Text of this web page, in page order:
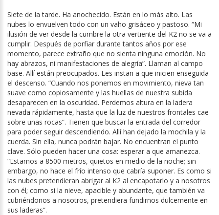
Siete de la tarde. Ha anochecido. Están en lo más alto. Las
nubes lo envuelven todo con un vaho grisáceo y pastoso. “Mi
ilusión de ver desde la cumbre la otra vertiente del K2 no se va a
cumplir. Después de porfiar durante tantos años por ese
momento, parece extraño que no sienta ninguna emoción. No
hay abrazos, ni manifestaciones de alegría”. Llaman al campo
base. Allí están preocupados. Les instan a que inicien enseguida
el descenso. “Cuando nos ponemos en movimiento, nieva tan
suave como copiosamente y las huellas de nuestra subida
desaparecen en la oscuridad. Perdemos altura en la ladera
nevada rápidamente, hasta que la luz de nuestros frontales cae
sobre unas rocas”. Tienen que buscar la entrada del corredor
para poder seguir descendiendo. Allí han dejado la mochila y la
cuerda. Sin ella, nunca podrán bajar. No encuentran el punto
clave. Sólo pueden hacer una cosa: esperar a que amanezca.
“Estamos a 8500 metros, quietos en medio de la noche; sin
embargo, no hace el frío intenso que cabría suponer. Es como si
las nubes pretendieran abrigar al K2 al encapotarlo y a nosotros
con él; como si la nieve, apacible y abundante, que también va
cubriéndonos a nosotros, pretendiera fundirnos dulcemente en
sus laderas”.